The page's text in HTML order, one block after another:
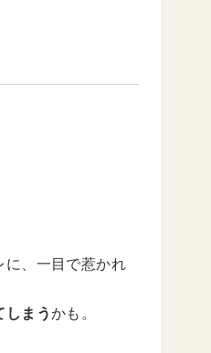
に、一目で惹かれ
しまうかも。